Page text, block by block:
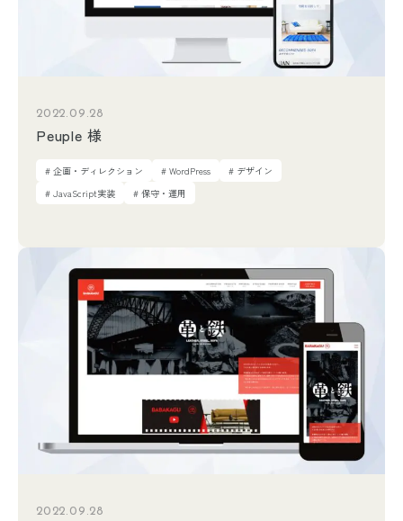
2022.09.28
Peuple 様
# 企画・ディレクション # WordPress
# デザイン
# JavaScript実装
# 保守・運用
2022.09.28